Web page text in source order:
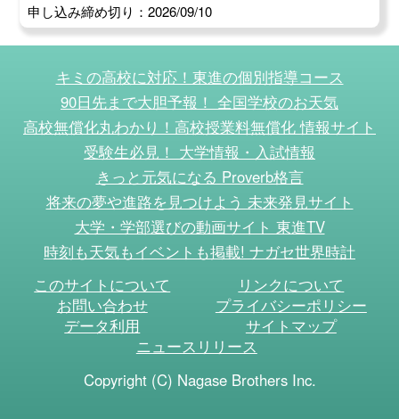
申し込み締め切り：2026/09/10
キミの高校に対応！東進の個別指導コース
90日先まで大胆予報！ 全国学校のお天気
高校無償化丸わかり！高校授業料無償化 情報サイト
受験生必見！ 大学情報・入試情報
きっと元気になる Proverb格言
将来の夢や進路を見つけよう 未来発見サイト
大学・学部選びの動画サイト 東進TV
時刻も天気もイベントも掲載! ナガセ世界時計
このサイトについて
リンクについて
お問い合わせ
プライバシーポリシー
データ利用
サイトマップ
ニュースリリース
Copyright (C) Nagase Brothers Inc.